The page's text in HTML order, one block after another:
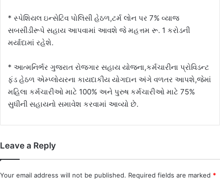
* સ્પેશિયલ ઇન્સેટિવ પોલિસી હેઠળ,ટર્મ લોન પર 7% વ્યાજ
સબસીડીરૂપે સહાય આપવામાં આવશે જે મહત્તમ રૂ. 1 કરોડની
મર્યાદામાં રહેશે.
* આત્મનિર્ભર ગુજરાત રોજગાર સહાય યોજના,કર્મચારીના પ્રોવિડન્ટ
ફંડ હેઠળ એમ્પ્લોયરના કાયદાકીય યોગદાન અંગે વળતર આપશે,જેમાં
મહિલા કર્મચારીઓ માટે 100% અને પુરુષ કર્મચારીઓ માટે 75%
સુધીની સહાયનો સમાવેશ કરવામાં આવ્યો છે.
Leave a Reply
Your email address will not be published. Required fields are marked *